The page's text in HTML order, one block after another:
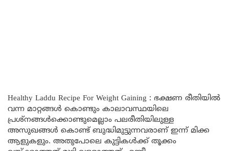
Healthy Laddu Recipe For Weight Gaining : ഭക്ഷണ രീതിയിൽ
വന്ന മാറ്റങ്ങൾ കൊണ്ടും കാലാവസ്ഥയിലെ
പ്രശ്നങ്ങൾക്കൊണ്ടുമെല്ലാം പലരീതിയിലുള്ള
അസുഖങ്ങൾ കൊണ്ട് ബുദ്ധിമുട്ടുന്നവരാണ് ഇന്ന് മിക്ക
ആളുകളും. അതുപോലെ കുട്ടികൾക്ക് തൂക്കം